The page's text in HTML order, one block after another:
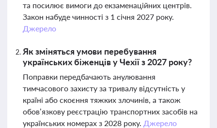
та посилює вимоги до екзаменаційних центрів.
Закон набуде чинності з 1 січня 2027 року.
Джерело
Як зміняться умови перебування
українських біженців у Чехії з 2027 року?
Поправки передбачають анулювання
тимчасового захисту за тривалу відсутність у
країні або скоєння тяжких злочинів, а також
обов’язкову реєстрацію транспортних засобів на
українських номерах з 2028 року. Джерело